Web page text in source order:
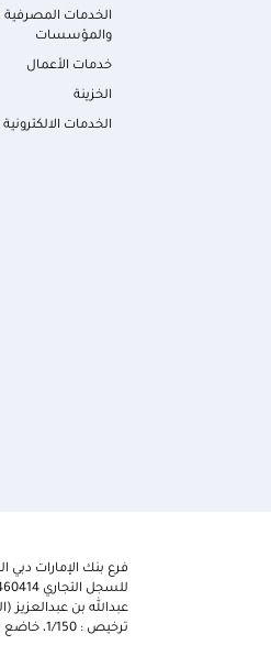
الخدمات
والمؤسسات
خدمات الأعمال
الخزينة
الخدمات الالكترونية
فرع بنك الإمارات دبي
للسجل التجاري 7001460414 ص.ب: 8166 هاتف:
عبدالله بن عبدالعزيز
ترخيص : 1/150، خاضع لرقابة وإشراف البنك المركزي السعودي. اﻟﺮﻗﻢ اﻟﻀﺮﻳﺒﻲ